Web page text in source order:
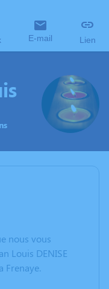
E-mail Lien
nous vous
Louis DENISE
Frenaye.